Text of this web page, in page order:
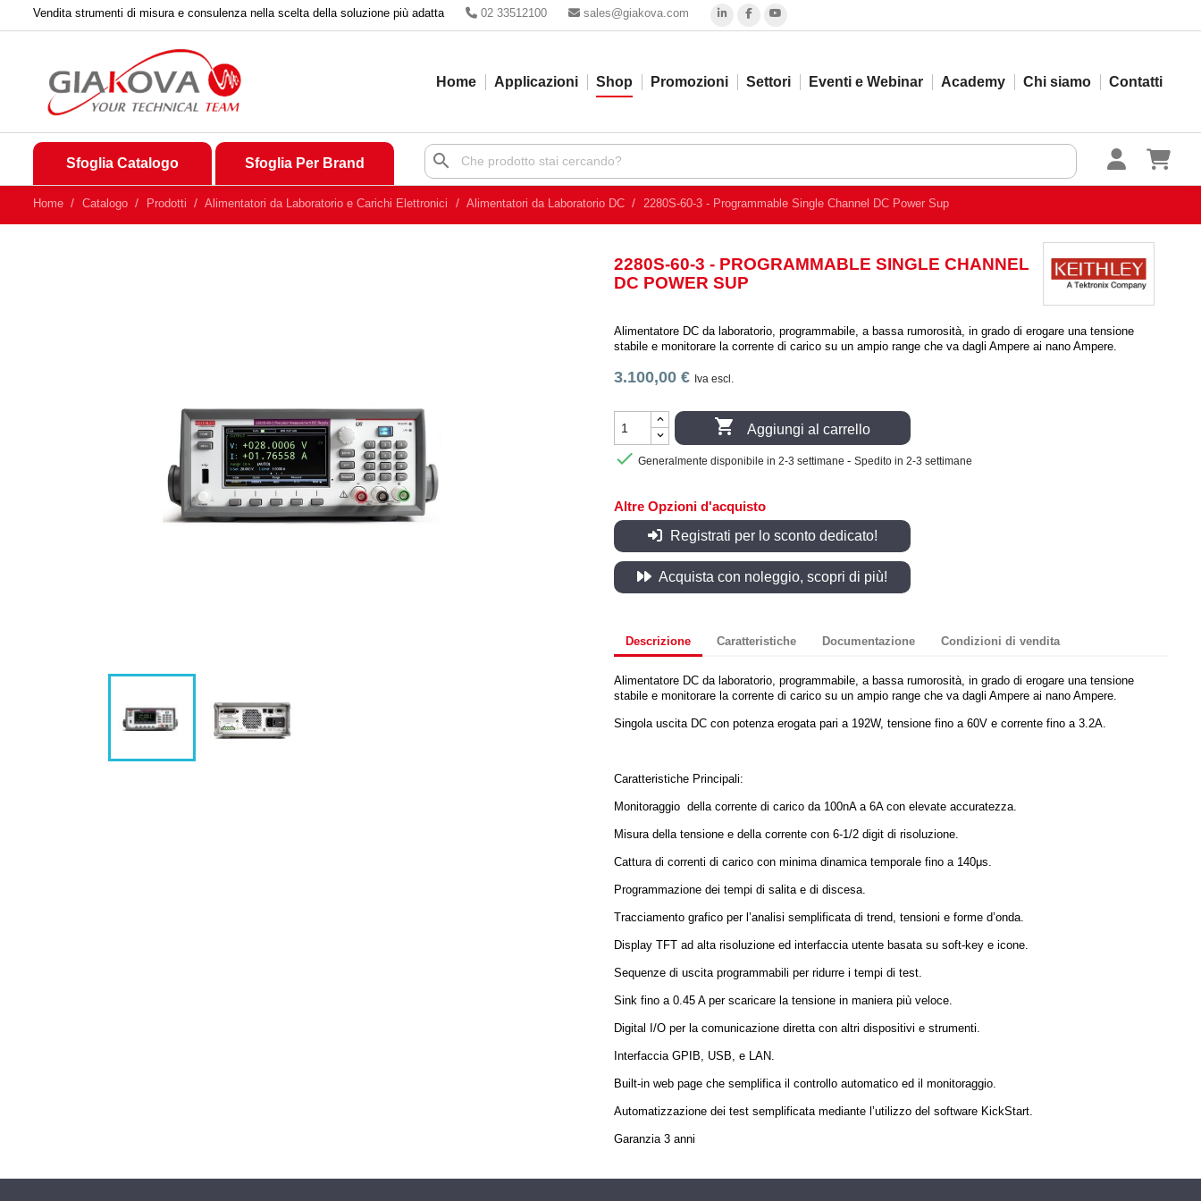
Vendita strumenti di misura e consulenza nella scelta della soluzione più adatta 02 33512100 sales@giakova.com
Home Applicazioni Shop Promozioni Settori Eventi e Webinar Academy Chi siamo Contatti
Sfoglia Catalogo Sfoglia Per Brand search
Home Catalogo Prodotti Alimentatori da Laboratorio e Carichi Elettronici Alimentatori da Laboratorio DC 2280S-60-3 - Programmable Single Channel DC Power Sup
2280S-60-3 - PROGRAMMABLE SINGLE CHANNEL
DC POWER SUP
Alimentatore DC da laboratorio, programmabile, a bassa rumorosità, in grado di erogare una tensione
stabile e monitorare la corrente di carico su un ampio range che va dagli Ampere ai nano Ampere.
3.100,00 € Iva escl.
 Aggiungi al carrello
 Generalmente disponibile in 2-3 settimane - Spedito in 2-3 settimane
Altre Opzioni d'acquisto
Registrati per lo sconto dedicato!
Acquista con noleggio, scopri di più!
Descrizione Caratteristiche Documentazione Condizioni di vendita
Alimentatore DC da laboratorio, programmabile, a bassa rumorosità, in grado di erogare una tensione
stabile e monitorare la corrente di carico su un ampio range che va dagli Ampere ai nano Ampere.
Singola uscita DC con potenza erogata pari a 192W, tensione fino a 60V e corrente fino a 3.2A.
Caratteristiche Principali:
Monitoraggio della corrente di carico da 100nA a 6A con elevate accuratezza.
Misura della tensione e della corrente con 6-1/2 digit di risoluzione.
Cattura di correnti di carico con minima dinamica temporale fino a 140μs.
Programmazione dei tempi di salita e di discesa.
Tracciamento grafico per l’analisi semplificata di trend, tensioni e forme d’onda.
Display TFT ad alta risoluzione ed interfaccia utente basata su soft-key e icone.
Sequenze di uscita programmabili per ridurre i tempi di test.
Sink fino a 0.45 A per scaricare la tensione in maniera più veloce.
Digital I/O per la comunicazione diretta con altri dispositivi e strumenti.
Interfaccia GPIB, USB, e LAN.
Built-in web page che semplifica il controllo automatico ed il monitoraggio.
Automatizzazione dei test semplificata mediante l’utilizzo del software KickStart.
Garanzia 3 anni